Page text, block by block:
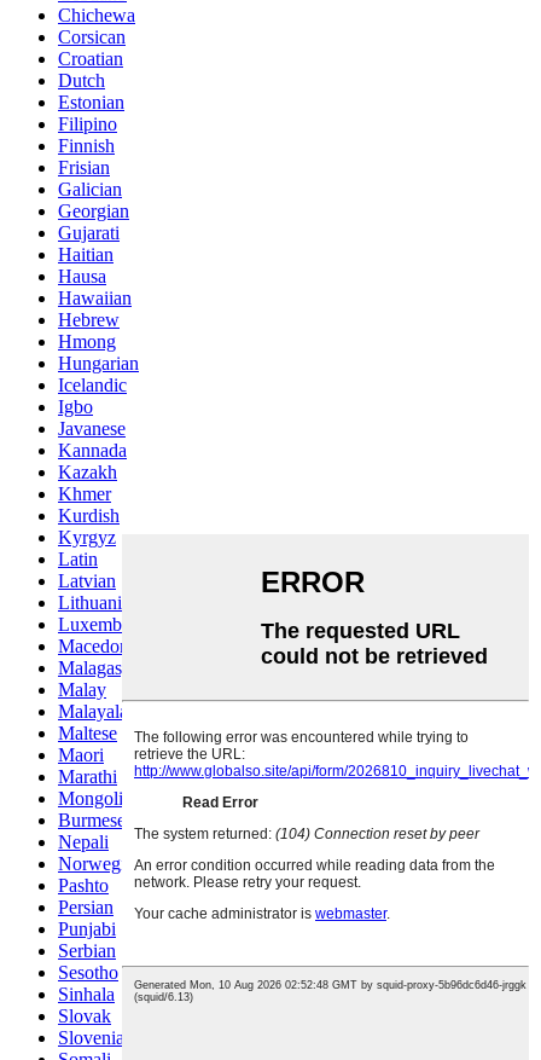
Chichewa
Corsican
Croatian
Dutch
Estonian
Filipino
Finnish
Frisian
Galician
Georgian
Gujarati
Haitian
Hausa
Hawaiian
Hebrew
Hmong
Hungarian
Icelandic
Igbo
Javanese
Kannada
Kazakh
Khmer
Kurdish
Kyrgyz
Latin
Latvian
Lithuanian
Luxembou..
Macedonian
Malagasy
Malay
Malayalam
Maltese
Maori
Marathi
Mongolian
Burmese
Nepali
Norwegian
Pashto
Persian
Punjabi
Serbian
Sesotho
Sinhala
Slovak
Slovenian